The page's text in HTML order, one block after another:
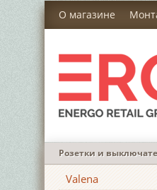
О магазине
Розетки и
Valena